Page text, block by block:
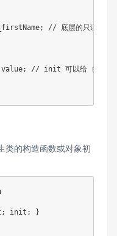
// 底层的只读字段
// init 可以给
类的构造函数或对象初
init; }